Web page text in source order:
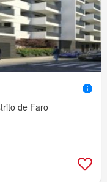
de Faro